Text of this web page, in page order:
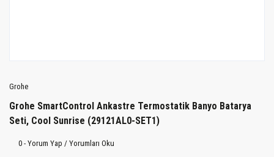
Grohe
Grohe SmartControl Ankastre Termostatik Banyo Batarya
Seti, Cool Sunrise (29121AL0-SET1)
0 - Yorum Yap / Yorumları Oku